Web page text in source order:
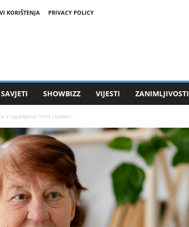
KORIŠTENJA
PRIVACY POLICY
SAVJETI SHOWBIZZ VIJESTI ZANIMLJIVOSTI
o izgubljenoj istini i ljubavi...